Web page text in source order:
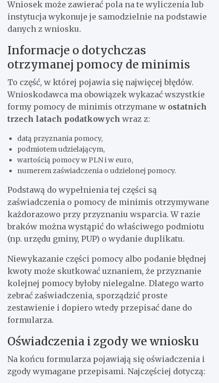
Wniosek może zawierać pola na te wyliczenia lub
instytucja wykonuje je samodzielnie na podstawie
danych z wniosku.
Informacje o dotychczas
otrzymanej pomocy de minimis
To część, w której pojawia się najwięcej błędów.
Wnioskodawca ma obowiązek wykazać wszystkie
formy pomocy de minimis otrzymane w ostatnich
trzech latach podatkowych wraz z:
datą przyznania pomocy,
podmiotem udzielającym,
wartością pomocy w PLN i w euro,
numerem zaświadczenia o udzielonej pomocy.
Podstawą do wypełnienia tej części są
zaświadczenia o pomocy de minimis otrzymywane
każdorazowo przy przyznaniu wsparcia. W razie
braków można wystąpić do właściwego podmiotu
(np. urzędu gminy, PUP) o wydanie duplikatu.
Niewykazanie części pomocy albo podanie błędnej
kwoty może skutkować uznaniem, że przyznanie
kolejnej pomocy byłoby nielegalne. Dlatego warto
zebrać zaświadczenia, sporządzić proste
zestawienie i dopiero wtedy przepisać dane do
formularza.
Oświadczenia i zgody we wniosku
Na końcu formularza pojawiają się oświadczenia i
zgody wymagane przepisami. Najczęściej dotyczą: